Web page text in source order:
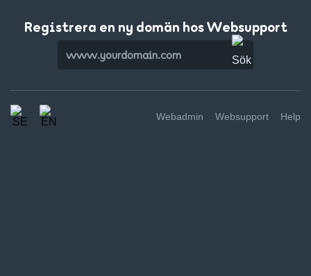
Registrera en ny domän hos Websupport
Webadmin Websupport Help